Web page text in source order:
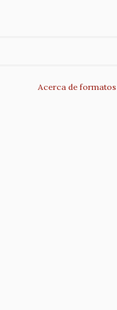
Acerca de